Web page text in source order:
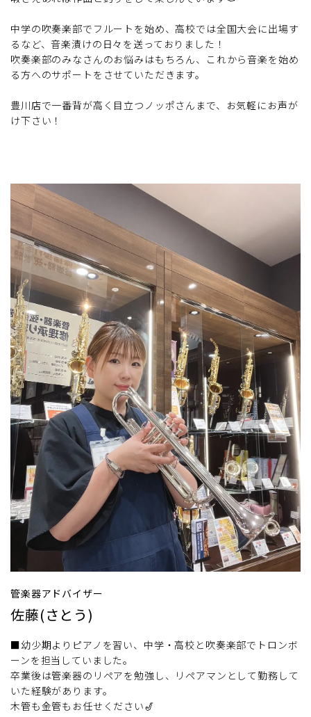
中学の吹奏楽部でフルートを始め、高校では全国大会に出場す
るなど、音楽漬けの日々を送っておりました！
吹奏楽部のみなさんのお悩みはもちろん、これから音楽を始め
る方へのサポートをさせていただきます。
豊川店で一番背が高く目立つノッポさんまで、お気軽にお声が
け下さい！
管楽器アドバイザー
佐藤(さとう)
■幼少期よりピアノを習い、中学・高校と吹奏楽部でトロンボ
ーンを担当していました。
卒業後は管楽器のリペアを勉強し、リペアマンとして勤務して
いた経験があります。
木管も金管もお任せください🎷